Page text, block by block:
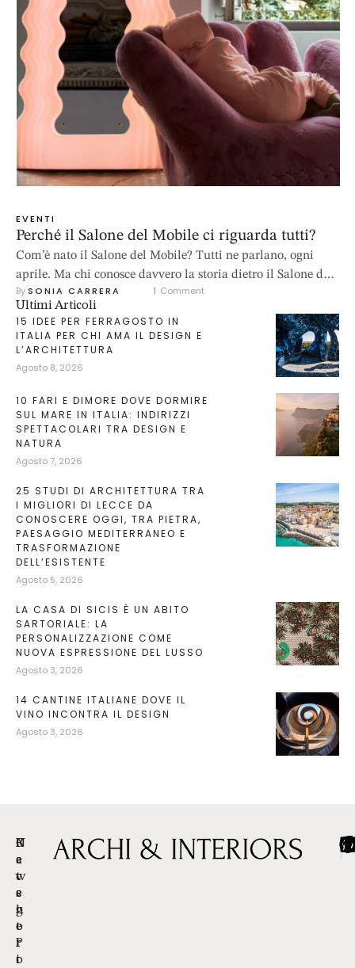
EVENTI
Perché il Salone del Mobile ci riguarda tutti?
Com’è nato il Salone del Mobile? Tutti ne parlano, ogni
aprile. Ma chi conosce davvero la storia dietro il Salone del
Mobile? Chi sa da dove arriva questo evento che, anno dopo
anno, trasforma Milano nella capitale mondiale del design?
Tutto comincia nel 1961, in un’Italia che vuole rialzarsi,
creare, esportare bellezza. A credere nel …
By SONIA CARRERA 1 Comment
Ultimi Articoli
15 IDEE PER FERRAGOSTO IN
ITALIA PER CHI AMA IL DESIGN E
L’ARCHITETTURA
Agosto 8, 2026
10 FARI E DIMORE DOVE DORMIRE
SUL MARE IN ITALIA: INDIRIZZI
SPETTACOLARI TRA DESIGN E
NATURA
Agosto 7, 2026
25 STUDI DI ARCHITETTURA TRA
I MIGLIORI DI LECCE DA
CONOSCERE OGGI, TRA PIETRA,
PAESAGGIO MEDITERRANEO E
TRASFORMAZIONE
DELL’ESISTENTE
Agosto 5, 2026
LA CASA DI SICIS È UN ABITO
SARTORIALE: LA
PERSONALIZZAZIONE COME
NUOVA ESPRESSIONE DEL LUSSO
Agosto 3, 2026
14 CANTINE ITALIANE DOVE IL
VINO INCONTRA IL DESIGN
Agosto 3, 2026
C
a
t
e
g
o
r
i
R
e
c
e
n
t
P
o
N
e
w
s
l
e
t
t
/
/
/